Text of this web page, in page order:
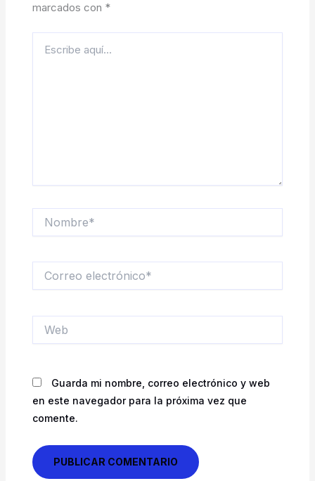
marcados con *
aquí...
electrónico*
Guarda mi nombre, correo electrónico y web
en este navegador para la próxima vez que
comente.